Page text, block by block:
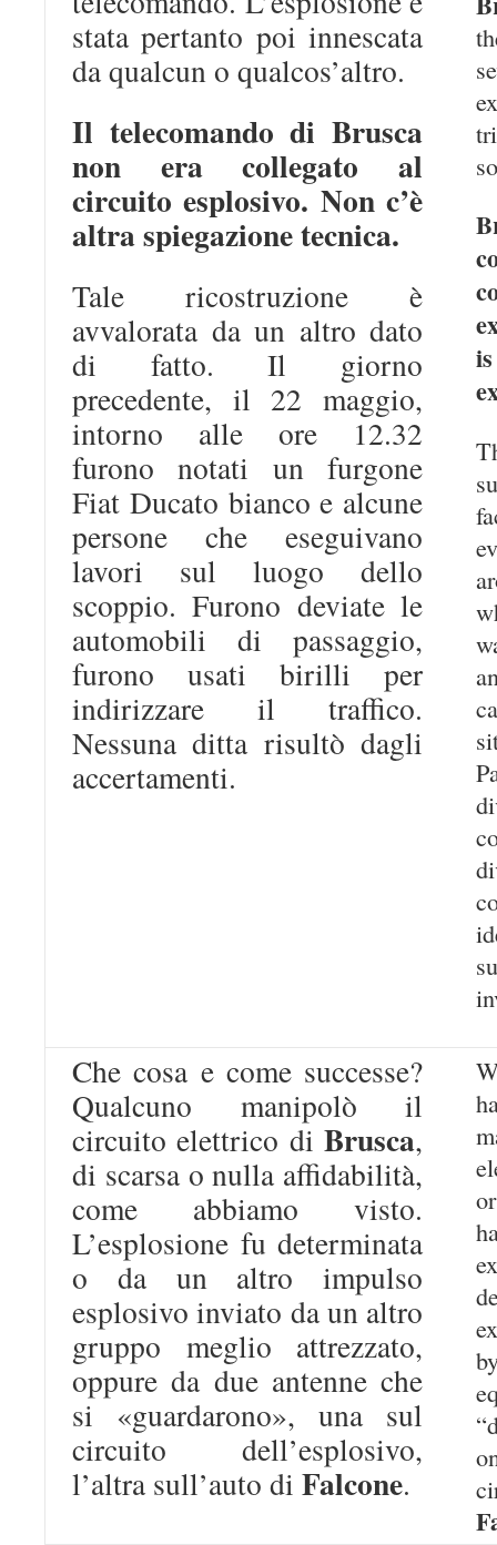
stata pertanto poi innescata
da qualcun o qualcos’altro.
Il telecomando di Brusca
non era collegato al
circuito esplosivo. Non c’è
altra spiegazione tecnica.
Tale ricostruzione è
avvalorata da un altro dato
di fatto. Il giorno
precedente, il 22 maggio,
intorno alle ore 12.32
furono notati un furgone
Fiat Ducato bianco e alcune
persone che eseguivano
lavori sul luogo dello
scoppio. Furono deviate le
automobili di passaggio,
furono usati birilli per
indirizzare il traffico.
Nessuna ditta risultò dagli
accertamenti.
Che cosa e come successe?
Qualcuno manipolò il
circuito elettrico di Brusca,
di scarsa o nulla affidabilità,
come abbiamo visto.
L’esplosione fu determinata
o da un altro impulso
esplosivo inviato da un altro
gruppo meglio attrezzato,
oppure da due antenne che
si «guardarono», una sul
circuito dell’esplosivo,
l’altra sull’auto di Falcone.